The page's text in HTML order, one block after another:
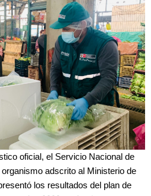
oficial, el Servicio Nacional de
adscrito al Ministerio de
los resultados del plan de